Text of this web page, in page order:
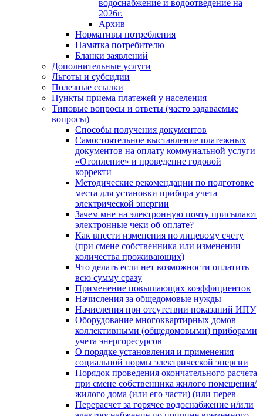
водоснабжение и водоотведение на
2026г.
Архив
Нормативы потребления
Памятка потребителю
Бланки заявлений
Дополнительные услуги
Льготы и субсидии
Полезные ссылки
Пункты приема платежей у населения
Типовые вопросы и ответы (часто задаваемые
вопросы)
Способы получения документов
Самостоятельное выставление платежных
документов на оплату коммунальной услуги
«Отопление» и проведение годовой
корректи
Методические рекомендации по подготовке
места для установки прибора учета
электрической энергии
Зачем мне на электронную почту присылают
электронные чеки об оплате?
Как внести изменения по лицевому счету
(при смене собственника или изменении
количества проживающих)
Что делать если нет возможности оплатить
всю сумму сразу
Применение повышающих коэффициентов
Начисления за общедомовые нужды
Начисления при отсутствии показаний ИПУ
Оборудование многоквартирных домов
коллективными (общедомовыми) приборами
учета энергоресурсов
О порядке установления и применения
социальной нормы электрической энергии
Порядок проведения окончательного расчета
при смене собственника жилого помещения/
жилого дома (или его части) (или перев
Перерасчет за горячее водоснабжение и/или